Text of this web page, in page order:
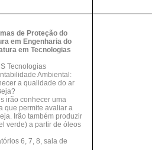
de Proteção do
em Engenharia do
em Tecnologias
S Tecnologias
Ambiental:
a qualidade do ar
irão conhecer uma
que permite avaliar a
Irão também produzir
verde) a partir de óleos
6, 7, 8, sala de